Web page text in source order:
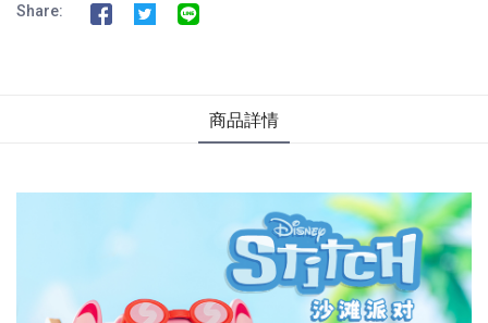
Share:
商品詳情